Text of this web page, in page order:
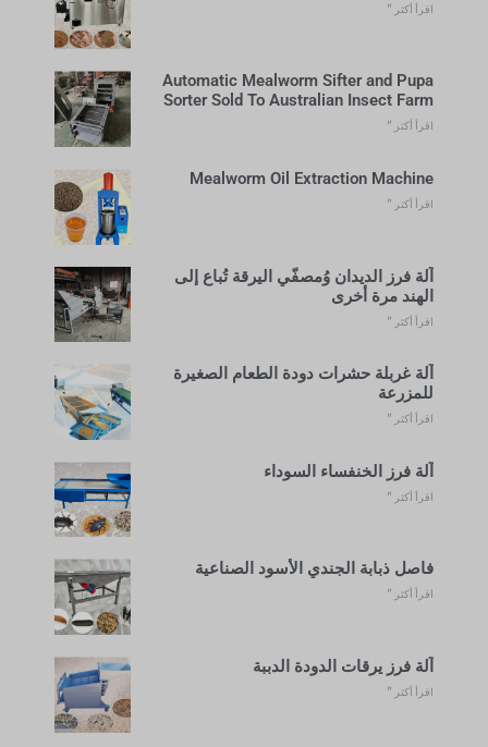
اقرأ أكثر "
Automatic Mealworm Sifter and Pupa
Sorter Sold To Australian Insect Farm
اقرأ أكثر "
Mealworm Oil Extraction Machine
اقرأ أكثر "
آلة فرز الديدان وُمصفّي اليرقة تُباع إلى
الهند مرة أخرى
اقرأ أكثر "
آلة غربلة حشرات دودة الطعام الصغيرة
للمزرعة
اقرأ أكثر "
آلة فرز الخنفساء السوداء
اقرأ أكثر "
فاصل ذبابة الجندي الأسود الصناعية
اقرأ أكثر "
آلة فرز يرقات الدودة الدببة
اقرأ أكثر "